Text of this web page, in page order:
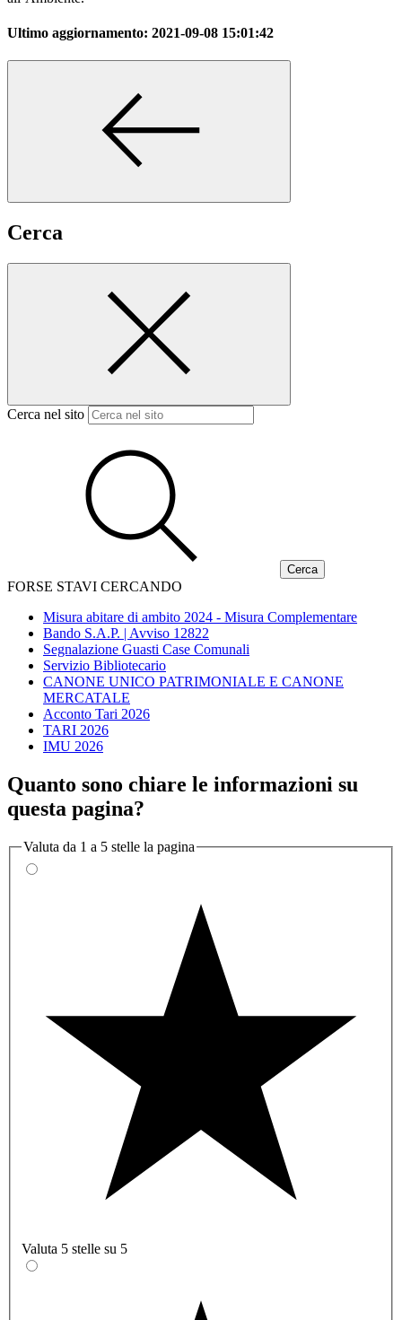
Ultimo aggiornamento: 2021-09-08 15:01:42
Cerca
Cerca nel sito
FORSE STAVI CERCANDO
Misura abitare di ambito 2024 - Misura Complementare
Bando S.A.P. | Avviso 12822
Segnalazione Guasti Case Comunali
Servizio Bibliotecario
CANONE UNICO PATRIMONIALE E CANONE
MERCATALE
Acconto Tari 2026
TARI 2026
IMU 2026
Quanto sono chiare le informazioni su
questa pagina?
Valuta da 1 a 5 stelle la pagina
Valuta 5 stelle su 5